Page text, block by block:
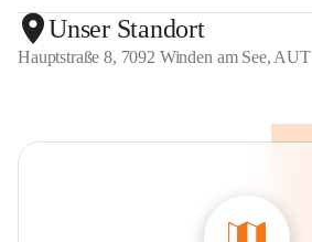
Unser Standort
Hauptstraße 8, 7092 Winden am See, AUT